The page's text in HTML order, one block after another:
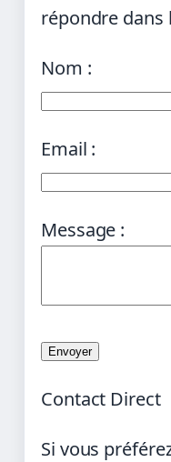
répondre dans
Nom :
Email :
Message :
Contact Direct
Si vous